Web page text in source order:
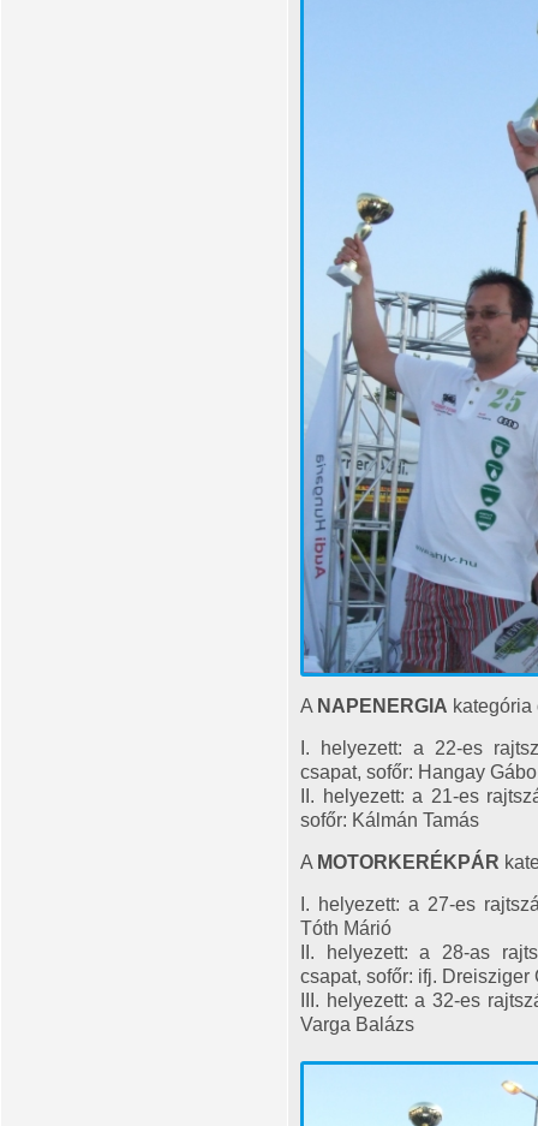
A NAPENERGIA
I. helyezett: a 22-es
csapat, sofőr: Hangay
II. helyezett: a 21-es
sofőr: Kálmán Tamás
A MOTORKERÉKPÁR
I. helyezett: a 27-es
Tóth Márió
II. helyezett: a 28-as
csapat, sofőr: ifj. Dreisziger
III. helyezett: a 32-es
Varga Balázs